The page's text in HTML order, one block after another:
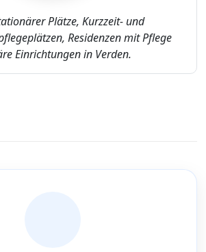
Plätze, Kurzzeit- und
Residenzen mit Pflege
Einrichtungen in Verden.